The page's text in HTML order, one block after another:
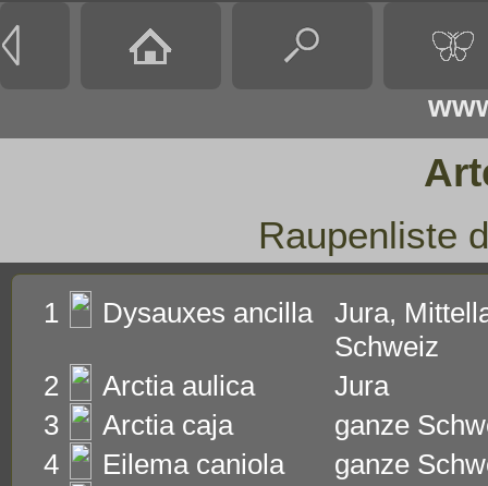
Raupenliste
1 Dysauxes ancilla
Jura,
Schweiz
2
Arctia aulica
Jura
3
Arctia caja
ganze
4
Eilema caniola
ganze